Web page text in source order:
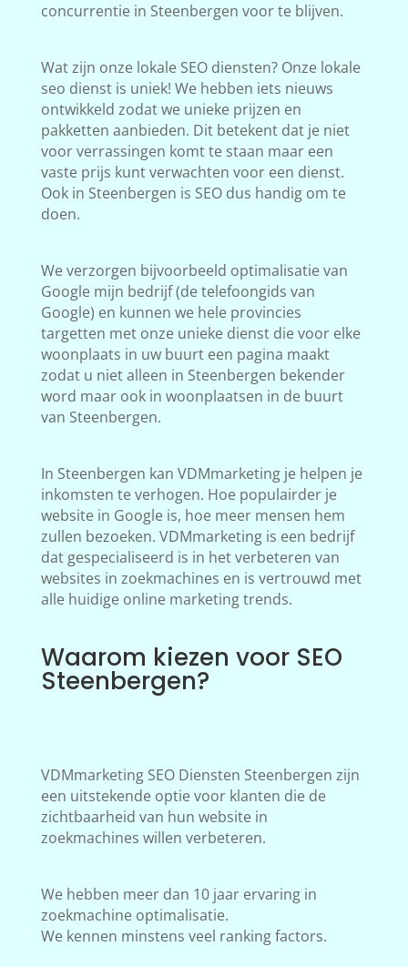
concurrentie in Steenbergen voor te blijven.
Wat zijn onze lokale SEO diensten? Onze lokale
seo dienst is uniek! We hebben iets nieuws
ontwikkeld zodat we unieke prijzen en
pakketten aanbieden. Dit betekent dat je niet
voor verrassingen komt te staan maar een
vaste prijs kunt verwachten voor een dienst.
Ook in Steenbergen is SEO dus handig om te
doen.
We verzorgen bijvoorbeeld optimalisatie van
Google mijn bedrijf (de telefoongids van
Google) en kunnen we hele provincies
targetten met onze unieke dienst die voor elke
woonplaats in uw buurt een pagina maakt
zodat u niet alleen in Steenbergen bekender
word maar ook in woonplaatsen in de buurt
van Steenbergen.
In Steenbergen kan VDMmarketing je helpen je
inkomsten te verhogen. Hoe populairder je
website in Google is, hoe meer mensen hem
zullen bezoeken. VDMmarketing is een bedrijf
dat gespecialiseerd is in het verbeteren van
websites in zoekmachines en is vertrouwd met
alle huidige online marketing trends.
Waarom kiezen voor SEO
Steenbergen?
VDMmarketing SEO Diensten Steenbergen zijn
een uitstekende optie voor klanten die de
zichtbaarheid van hun website in
zoekmachines willen verbeteren.
We hebben meer dan 10 jaar ervaring in
zoekmachine optimalisatie.
We kennen minstens veel ranking factors.